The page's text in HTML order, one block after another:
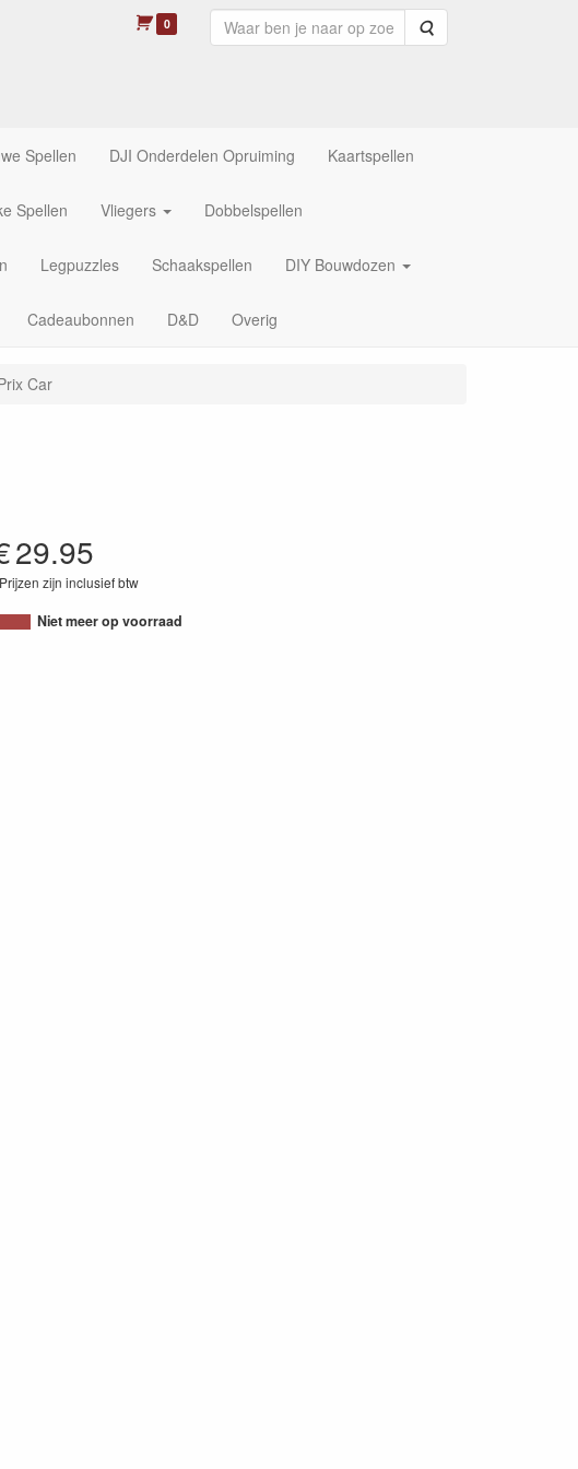
0 Zoeken
Spellen DJI Onderdelen Opruiming Kaartspellen
Spellen Vliegers Dobbelspellen
Legpuzzles Schaakspellen DIY Bouwdozen
Cadeaubonnen D&D Overig
Car
29.95
zijn inclusief btw
Niet meer op voorraad